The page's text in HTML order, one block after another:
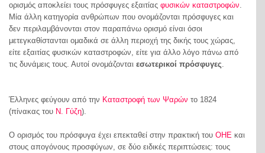
ορισμός αποκλείει τους πρόσφυγες εξαιτίας φυσικών καταστροφών.
Μία άλλη κατηγορία ανθρώπων που ονομάζονται πρόσφυγες και
δεν περιλαμβάνονται στον παραπάνω ορισμό είναι όσοι
μετεγκαθίστανται ομαδικά σε άλλη περιοχή της δικής τους χώρας,
είτε εξαιτίας φυσικών καταστροφών, είτε για άλλο λόγο πάνω από
τις δυνάμεις τους. Αυτοί ονομάζονται εσωτερικοί πρόσφυγες.
Έλληνες φεύγουν από την Καταστροφή των Ψαρών το 1824
(πίνακας του Ν. Γύζη).
Ο ορισμός του πρόσφυγα έχει επεκταθεί στην πρακτική του ΟΗΕ και
στους απογόνους προσφύγων, σε δύο ειδικές περιπτώσεις: τους